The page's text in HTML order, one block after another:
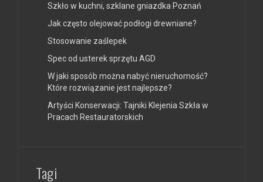
Szkło w kuchni, szklane gniazdka Poznań
Jak często olejować podłogi drewniane?
Stosowanie zaślepek
Spec od usterek sprzętu AGD
W jaki sposób można nabyć nieruchomość?
Które rozwiązanie jest najlepsze?
Artyści Konserwacji: Tajniki Klejenia Szkła w
Pracach Restauratorskich
Tagi